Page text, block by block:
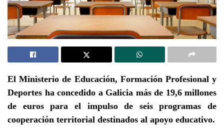
El Ministerio de Educación, Formación Profesional y
Deportes ha concedido a Galicia más de 19,6 millones
de euros para el impulso de seis programas de
cooperación territorial destinados al apoyo educativo.